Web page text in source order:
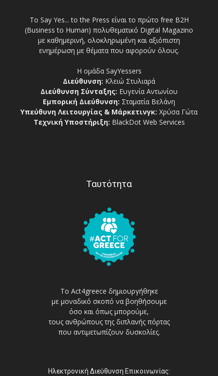
Το Say Yes... to the Press είναι το πρώτο free Β2Η
(Business to Human) πολυθεματικό Digital Magazino
με καθημερινή, ολοκληρωμένη και αξιόπιστη
ενημέρωση με θέματα που αφορούν όλους.
Η ομάδα SayYessers
Διεύθυνση: Κλειώ Στυλιαρά
Διεύθυνση Σύνταξης: Ευγενία Αντωνίου
Εμπορική Διεύθυνση: Σταματία Βελάνη
Υπεύθυνη Λειτουργίας & Μάρκετινγκ: Χρύσα Γώτα
Τεχνική Υποστήριξη: BlackDot Web Services
Ταυτότητα
Το Act4greece δημιουργήθηκε
με μοναδικό σκοπό να βοηθήσουμε
όσο και όπως μπορούμε,
τους ανθρώπους της διπλανής πόρτας
που αντιμετωπίζουν δυσκολίες.
Ηλεκτρονική Διεύθυνση Επικοινωνίας: